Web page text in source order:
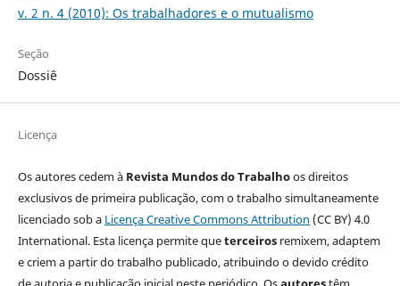
v. 2 n. 4 (2010): Os trabalhadores e o mutualismo
Seção
Dossiê
Licença
Os autores cedem à Revista Mundos do Trabalhoos direitos
exclusivos de primeira publicação, com o trabalho simultaneamente
licenciado sob a Licença Creative Commons Attribution (CC BY) 4.0
International. Esta licença permite queterceirosremixem, adaptem
e criem a partir do trabalho publicado, atribuindo o devido crédito